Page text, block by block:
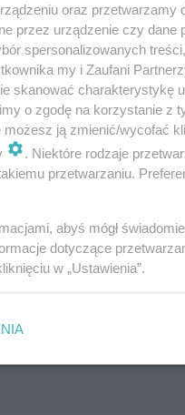
oraz przetwarzamy
przez urządzenie czy dane
spersonalizowanych
my i Zaufani
skanować charakterystykę
o zgodę na korzystanie z
możesz ją zmienić/wycofać
. Niektóre rodzaje
przetwarzaniu.
abyś mógł
dotyczące
w „Ustawienia”.